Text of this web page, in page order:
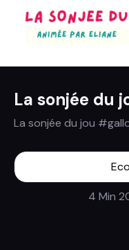
La sonjée du
La sonjée du jou
4 Min